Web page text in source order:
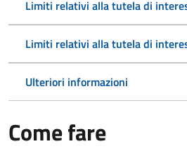
Limiti relativi alla tutela di
Limiti relativi alla tutela di
Ulteriori informazioni
Come fare